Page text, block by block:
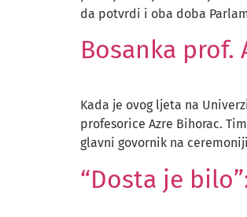
da potvrdi i oba doba
Bosanka
Kada je ovog ljeta na
profesorice Azre Bihorac.
glavni govornik na
“Dosta je